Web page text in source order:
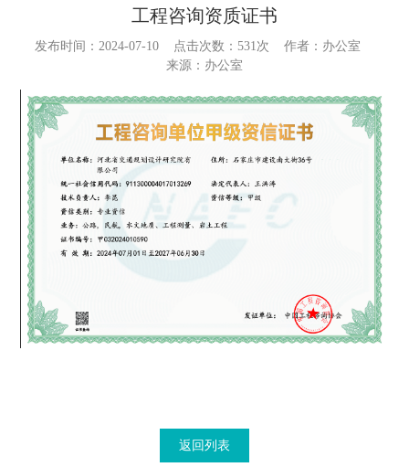
工程咨询资质证书
发布时间：2024-07-10 点击次数： 531次
作者：办公室
来源：办公室
返回列表